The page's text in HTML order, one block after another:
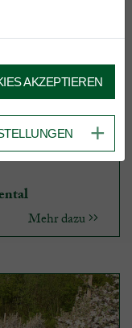
Mehr dazu
AKZEPTIEREN